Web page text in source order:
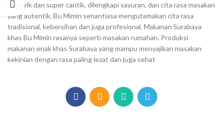
menarik dan super cantik, dilengkapi sayuran, dan cita rasa masakan
yang autentik. Bu Mimin senantiasa mengutamakan cita rasa
tradisional, kebersihan dan juga profesional. Makanan Surabaya
khas Bu Mimin rasanya seperti masakan rumahan. Produksi
makanan enak khas Surabaya yang mampu menyajikan masakan
kekinian dengan rasa paling lezat dan juga sehat